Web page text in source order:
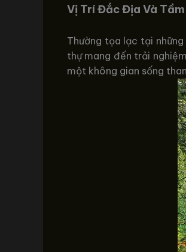
Vị Trí Đắc Địa Và
Thường tọa lạc tại
thự mang đến trải
một không gian sống